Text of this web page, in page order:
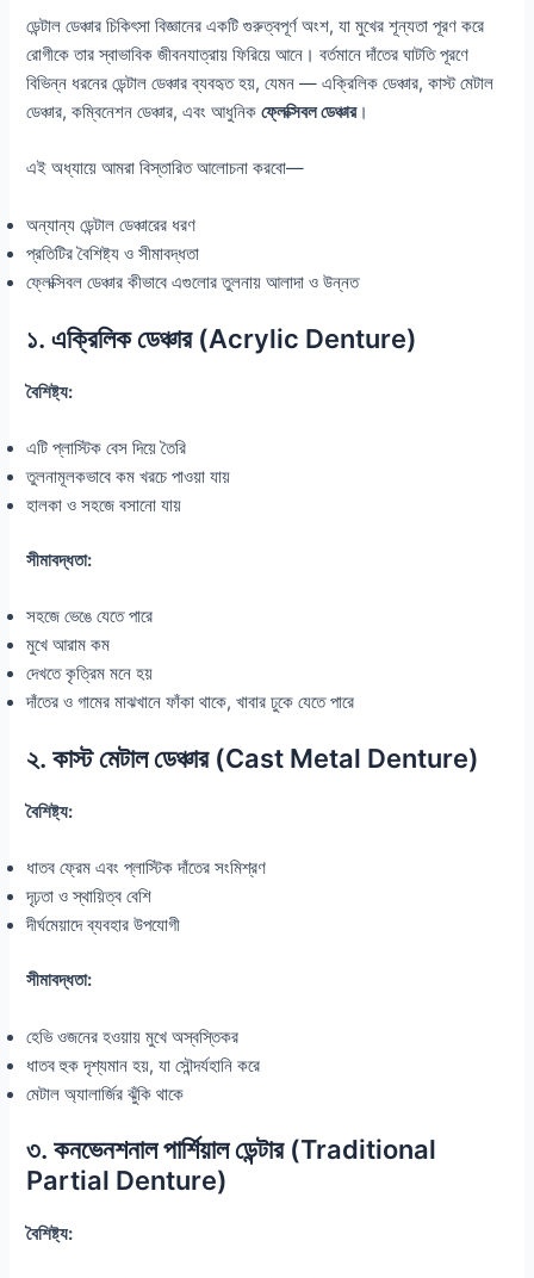
ডেন্টাল ডেঞ্চার চিকিৎসা বিজ্ঞানের একটি গুরুত্বপূর্ণ অংশ, যা মুখের শূন্যতা পূরণ করে
রোগীকে তার স্বাভাবিক জীবনযাত্রায় ফিরিয়ে আনে। বর্তমানে দাঁতের ঘাটতি পূরণে
বিভিন্ন ধরনের ডেন্টাল ডেঞ্চার ব্যবহৃত হয়, যেমন — এক্রিলিক ডেঞ্চার, কাস্ট মেটাল
ডেঞ্চার, কম্বিনেশন ডেঞ্চার, এবং আধুনিকফ্লেক্সিবল ডেঞ্চার।
এই অধ্যায়ে আমরা বিস্তারিত আলোচনা করবো—
অন্যান্য ডেন্টাল ডেঞ্চারের ধরণ
প্রতিটির বৈশিষ্ট্য ও সীমাবদ্ধতা
ফ্লেক্সিবল ডেঞ্চার কীভাবে এগুলোর তুলনায় আলাদা ও উন্নত
১. এক্রিলিক ডেঞ্চার (Acrylic Denture)
বৈশিষ্ট্য:
এটি প্লাস্টিক বেস দিয়ে তৈরি
তুলনামূলকভাবে কম খরচে পাওয়া যায়
হালকা ও সহজে বসানো যায়
সীমাবদ্ধতা:
সহজে ভেঙে যেতে পারে
মুখে আরাম কম
দেখতে কৃত্রিম মনে হয়
দাঁতের ও গামের মাঝখানে ফাঁকা থাকে, খাবার ঢুকে যেতে পারে
২. কাস্ট মেটাল ডেঞ্চার (Cast Metal Denture)
বৈশিষ্ট্য:
ধাতব ফ্রেম এবং প্লাস্টিক দাঁতের সংমিশ্রণ
দৃঢ়তা ও স্থায়িত্ব বেশি
দীর্ঘমেয়াদে ব্যবহার উপযোগী
সীমাবদ্ধতা:
হেভি ওজনের হওয়ায় মুখে অস্বস্তিকর
ধাতব হুক দৃশ্যমান হয়, যা সৌন্দর্যহানি করে
মেটাল অ্যালার্জির ঝুঁকি থাকে
৩. কনভেনশনাল পার্শিয়াল ডেন্টার (Traditional
Partial Denture)
বৈশিষ্ট্য: